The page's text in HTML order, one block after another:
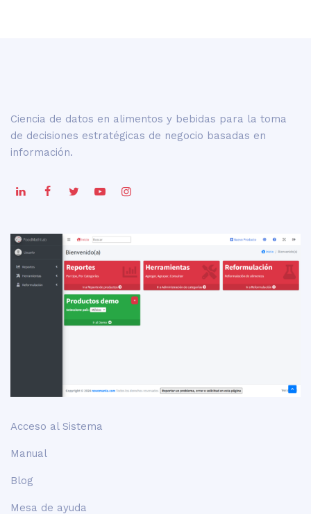
Ciencia de datos en alimentos y bebidas para la toma
de decisiones estratégicas de negocio basadas en
información.
Acceso al Sistema
Manual
Blog
Mesa de ayuda